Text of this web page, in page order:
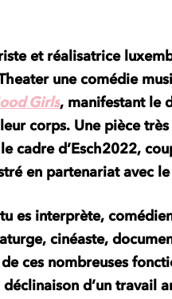
et réalisatrice
une comédie
Girls, manifestant le
corps. Une pièce
cadre d’Esch2022,
en partenariat avec
es interprète,
cinéaste,
ces nombreuses
déclinaison d’un travail